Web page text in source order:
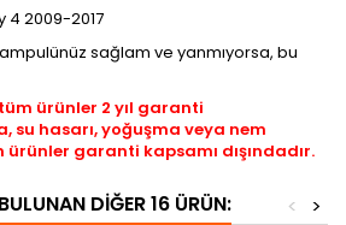
4 2009-2017
sağlam ve yanmıyorsa, bu
ürünler 2 yıl garanti
su hasarı, yoğuşma veya nem
garanti kapsamı dışındadır.
DIĞER 16 ÜRÜN: >
<